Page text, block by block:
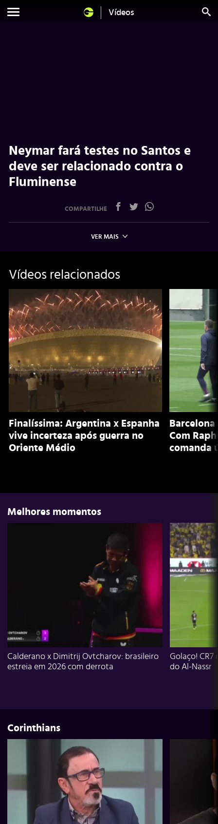
Vídeos
Neymar fará testes no Santos e
deve ser relacionado contra o
Fluminense
COMPARTILHE
VER MAIS
Vídeos relacionados
Finalíssima: Argentina x Espanha
vive incerteza após guerra no
Oriente Médio
Com
comanda
Melhores momentos
Calderano x Dimitrij Ovtcharov: brasileiro
estreia em 2026 com derrota
Golaço!
do Al-Nassr
Corinthians